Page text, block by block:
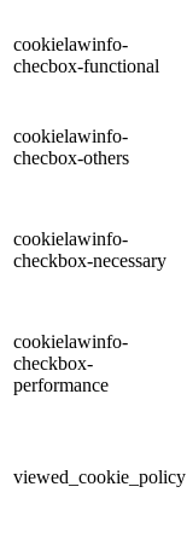
cookielawinfo-
checbox-functional
cookielawinfo-
checbox-others
cookielawinfo-
checkbox-necessary
cookielawinfo-
checkbox-
performance
viewed_cookie_policy